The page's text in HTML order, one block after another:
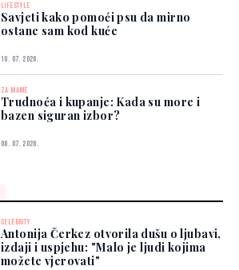
LIFESTYLE
Savjeti kako pomoći psu da mirno
ostane sam kod kuće
10. 07. 2026.
ZA MAME
Trudnoća i kupanje: Kada su more i
bazen siguran izbor?
08. 07. 2026.
CELEBRITY
Antonija Čerkez otvorila dušu o ljubavi,
izdaji i uspjehu: "Malo je ljudi kojima
možete vjerovati"